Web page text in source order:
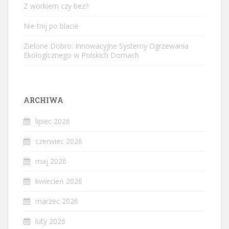
Z workiem czy bez?
Nie tnij po blacie
Zielone Dobro: Innowacyjne Systemy Ogrzewania
Ekologicznego w Polskich Domach
ARCHIWA
lipiec 2026
czerwiec 2026
maj 2026
kwiecień 2026
marzec 2026
luty 2026